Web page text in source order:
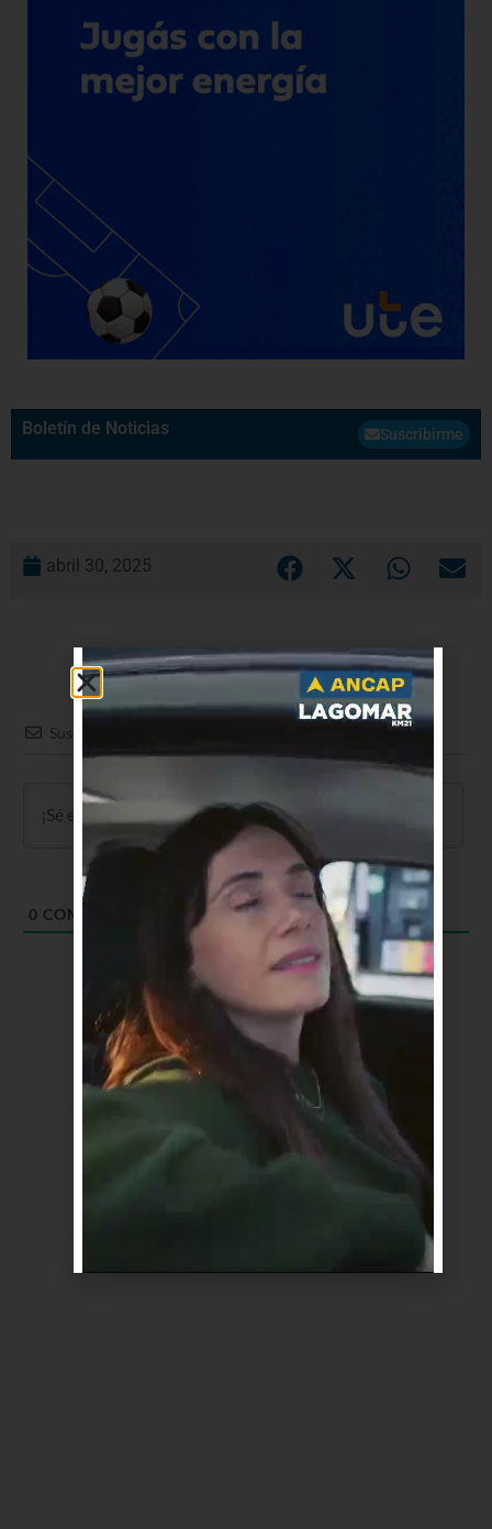
Boletín de Noticias Suscribirme
abril 30, 2025
Suscribir
0 COMENTARIOS